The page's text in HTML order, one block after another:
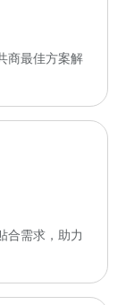
商最佳方案解
合需求，助力